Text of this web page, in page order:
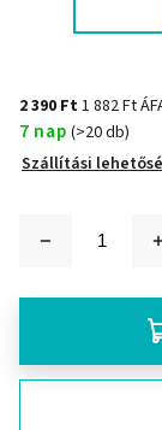
2 390 Ft1 882 Ft
7 nap (>20 db)
Szállítási